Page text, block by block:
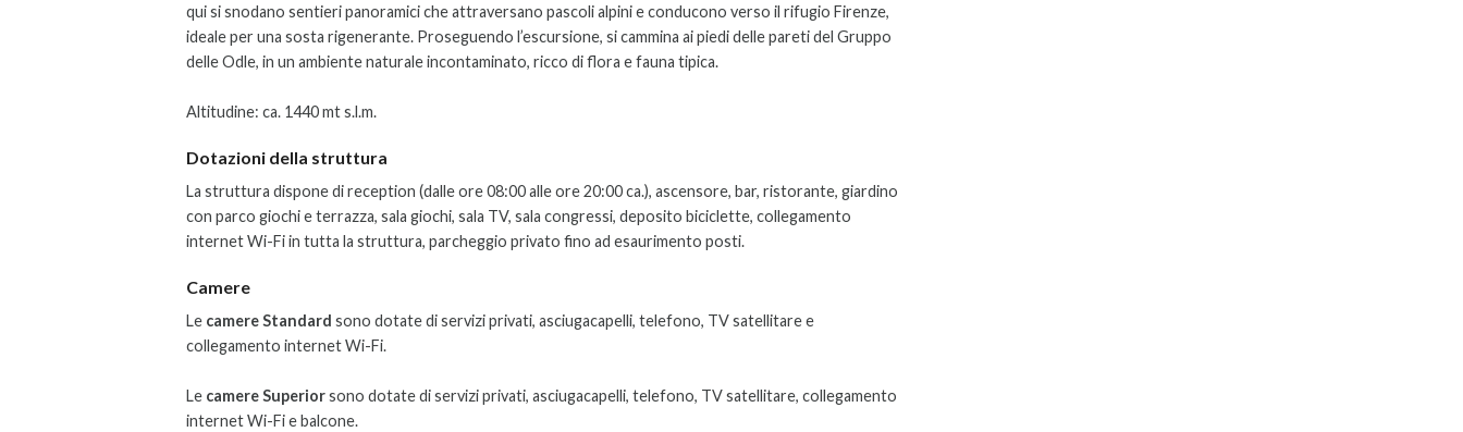
qui si snodano sentieri panoramici che attraversano pascoli alpini e conducono verso il rifugio Firenze,
ideale per una sosta rigenerante. Proseguendo l’escursione, si cammina ai piedi delle pareti del Gruppo
delle Odle, in un ambiente naturale incontaminato, ricco di flora e fauna tipica.
Altitudine: ca. 1440 mt s.l.m.
Dotazioni della struttura
La struttura dispone di reception (dalle ore 08:00 alle ore 20:00 ca.), ascensore, bar, ristorante, giardino
con parco giochi e terrazza, sala giochi, sala TV, sala congressi, deposito biciclette, collegamento
internet Wi-Fi in tutta la struttura, parcheggio privato fino ad esaurimento posti.
Camere
Le camere Standard sono dotate di servizi privati, asciugacapelli, telefono, TV satellitare e
collegamento internet Wi-Fi.
Le camere Superiorsono dotate di servizi privati, asciugacapelli, telefono, TV satellitare, collegamento
internet Wi-Fi e balcone.